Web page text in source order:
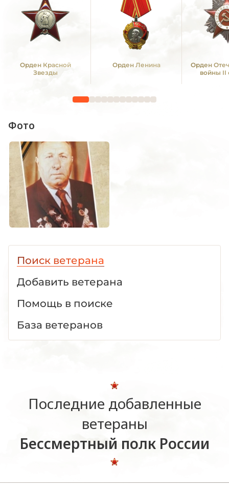
Орден Красной
Звезды
Орден Ленина
Орден
войны II
Фото
Поиск ветерана
Добавить ветерана
Помощь в поиске
База ветеранов
Последние добавленные
ветераны
Бессмертный полк России